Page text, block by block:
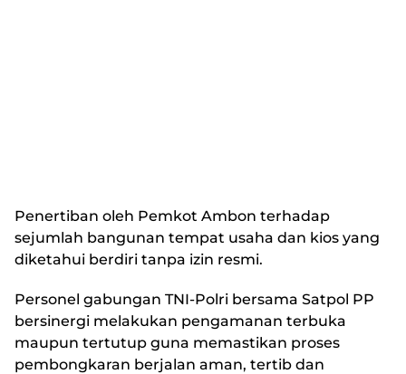
Penertiban oleh Pemkot Ambon terhadap
sejumlah bangunan tempat usaha dan kios yang
diketahui berdiri tanpa izin resmi.
Personel gabungan TNI-Polri bersama Satpol PP
bersinergi melakukan pengamanan terbuka
maupun tertutup guna memastikan proses
pembongkaran berjalan aman, tertib dan